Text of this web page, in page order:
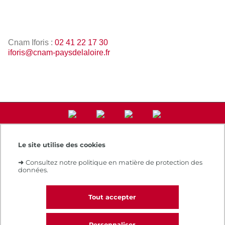
Le site utilise des cookies
➜ Consultez notre politique en matière de protection des
données.
Tout accepter
Cnam Iforis : 02 41 22 17 30
iforis@cnam-paysdelaloire.fr
Accès direct
Notre e-boutique
Espace numérique de formation
Le Cnam recrute
Contacts et plans d'accès
Réclamations